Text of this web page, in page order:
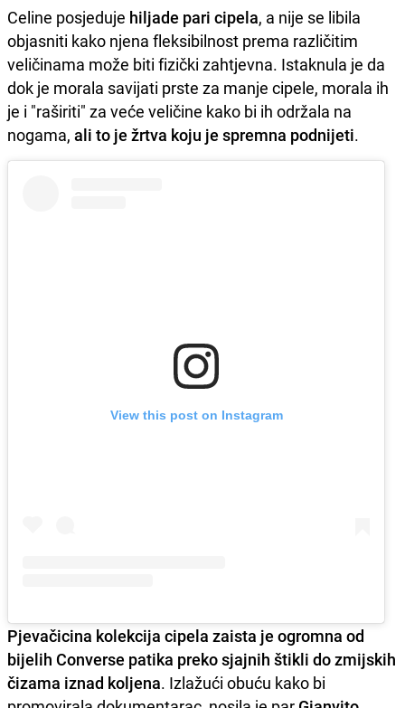
Celine posjeduje hiljade pari cipela, a nije se libila
objasniti kako njena fleksibilnost prema različitim
veličinama može biti fizički zahtjevna. Istaknula je da
dok je morala savijati prste za manje cipele, morala ih
je i "raširiti" za veće veličine kako bi ih održala na
nogama, ali to je žrtva koju je spremna podnijeti.
View this post on Instagram
Pjevačicina kolekcija cipela zaista je ogromna od
bijelih Converse patika preko sjajnih štikli do zmijskih
čizama iznad koljena. Izlažući obuću kako bi